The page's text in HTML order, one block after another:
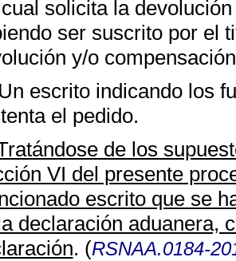
solicita la devolución
ser suscrito por el
y/o
Un escrito indicando los
el pedido.
de los
VI del presente
escrito que se
declaración aduanera,
. (RSNAA.0184-